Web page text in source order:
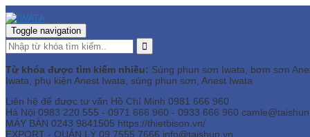
Toggle navigation
Từ khóa được tìm kiếm nhiều: Súng phun sơn Iwata, bơm sơn
Iwata, phụ kiện Anest Iwata, súng phun sơn, Anest Iwata
Liên hệ để được tư vấn Hồ Chí Minh 0981 666 960
Hà Nội 0983 220 555 - 0971 666 960 - 0933 666 960
MÁY BÀN 0243 9841505 https://thietbison.vn/
EXPORT - QUẢN LÝ 09 7555 7666 info@taishun.vn